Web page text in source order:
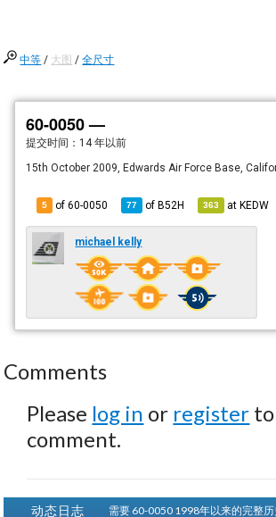
中等 / 大图 /全尺寸
60-0050 —
提交时间： 14 年以前
15th October 2009, Edwards Air Force Base,
5 of 60-0050 77 ofB52H 363 atKEDW
michael kelly
Comments
Please log in or register
comment.
动态日志 需要 60-0050 1998年以来的完整